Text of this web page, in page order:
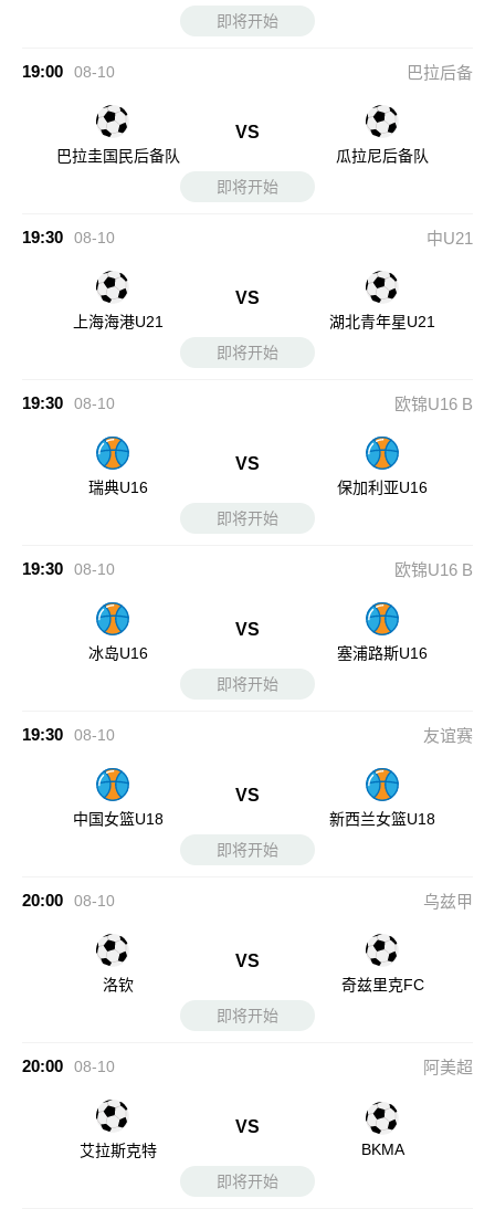
即将开始
19:00 08-10 巴拉后备
巴拉圭国民后备队
VS
瓜拉尼后备队
即将开始
19:30 08-10 中U21
上海海港U21
VS
湖北青年星U21
即将开始
19:30 08-10 欧锦U16 B
瑞典U16
VS
保加利亚U16
即将开始
19:30 08-10 欧锦U16 B
冰岛U16
VS
塞浦路斯U16
即将开始
19:30 08-10 友谊赛
中国女篮U18
VS
新西兰女篮U18
即将开始
20:00 08-10 乌兹甲
洛钦
VS
奇兹里克FC
即将开始
20:00 08-10 阿美超
艾拉斯克特
VS
BKMA
即将开始